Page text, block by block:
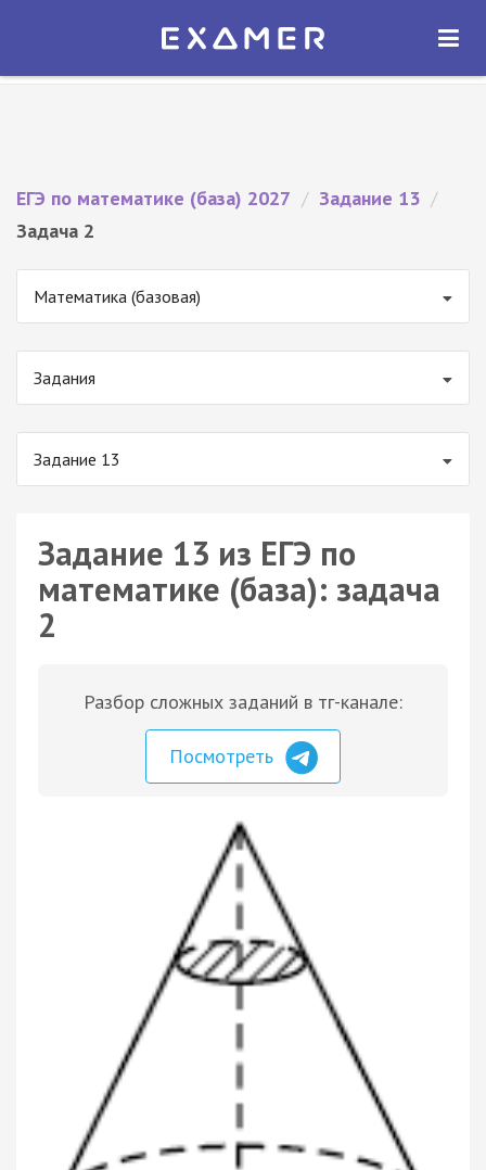
Экзамер — ЕГЭ 2027
ОТКРЫТЬ
ЕГЭ по математике (база) 2027 / Задание 13 /
Задача 2
Математика (базовая)
Задания
Задание 13
Задание 13 из ЕГЭ по
математике (база): задача
2
Разбор сложных заданий в тг-канале:
Посмотреть